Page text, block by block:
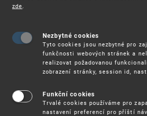
VAROVÁNÍ
Finanční podpora
Vynálezy / Patenty
zde.
Nezbytné cookies
Tyto cookies jsou nezbytné pro
funkčnosti webových stránek a
realizovat požadovanou
zobrazení stránky, session id,
Funkční cookies
Trvalé cookies používáme pro
nastavení preferencí pro příští